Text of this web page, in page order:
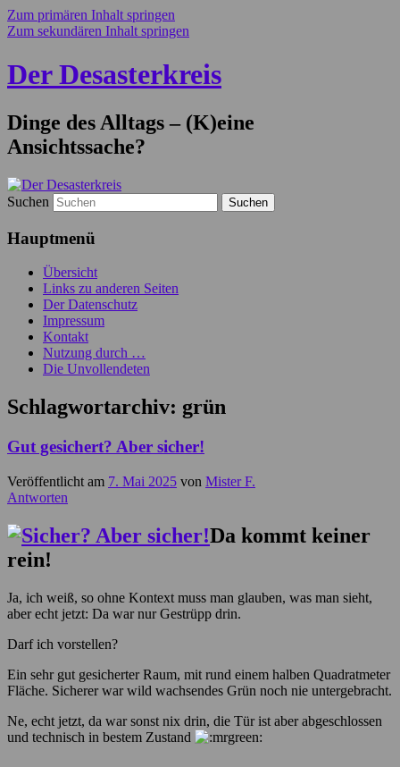
Zum primären Inhalt springen
Zum sekundären Inhalt springen
Der Desasterkreis
Dinge des Alltags – (K)eine
Ansichtssache?
Suchen
Hauptmenü
Übersicht
Links zu anderen Seiten
Der Datenschutz
Impressum
Kontakt
Nutzung durch …
Die Unvollendeten
Schlagwortarchiv: grün
Gut gesichert? Aber sicher!
Veröffentlicht am 7. Mai 2025 von Mister F.
Antworten
Da kommt keiner
rein!
Ja, ich weiß, so ohne Kontext muss man glauben, was man sieht,
aber echt jetzt: Da war nur Gestrüpp drin.
Darf ich vorstellen?
Ein sehr gut gesicherter Raum, mit rund einem halben Quadratmeter
Fläche. Sicherer war wild wachsendes Grün noch nie untergebracht.
Ne, echt jetzt, da war sonst nix drin, die Tür ist aber abgeschlossen
und technisch in bestem Zustand